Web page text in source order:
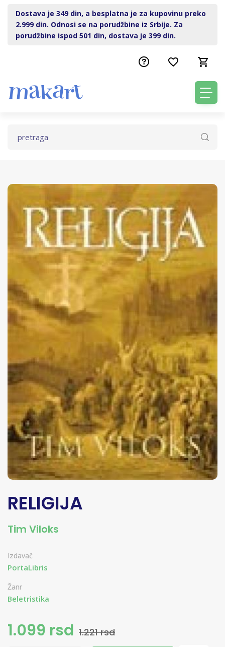
Dostava je 349 din, a besplatna je za kupovinu preko
2.999 din. Odnosi se na porudžbine iz Srbije. Za
porudžbine ispod 501 din, dostava je 399 din.
RELIGIJA
Tim Viloks
Izdavač
PortaLibris
Žanr
Beletristika
1.099 rsd 1.221 rsd